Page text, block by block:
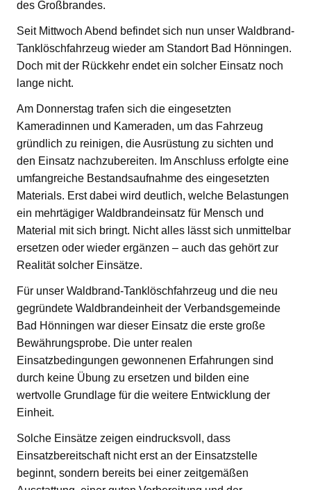
des Großbrandes.
Seit Mittwoch Abend befindet sich nun unser Waldbrand-
Tanklöschfahrzeug wieder am Standort Bad Hönningen.
Doch mit der Rückkehr endet ein solcher Einsatz noch
lange nicht.
Am Donnerstag trafen sich die eingesetzten
Kameradinnen und Kameraden, um das Fahrzeug
gründlich zu reinigen, die Ausrüstung zu sichten und
den Einsatz nachzubereiten. Im Anschluss erfolgte eine
umfangreiche Bestandsaufnahme des eingesetzten
Materials. Erst dabei wird deutlich, welche Belastungen
ein mehrtägiger Waldbrandeinsatz für Mensch und
Material mit sich bringt. Nicht alles lässt sich unmittelbar
ersetzen oder wieder ergänzen – auch das gehört zur
Realität solcher Einsätze.
Für unser Waldbrand-Tanklöschfahrzeug und die neu
gegründete Waldbrandeinheit der Verbandsgemeinde
Bad Hönningen war dieser Einsatz die erste große
Bewährungsprobe. Die unter realen
Einsatzbedingungen gewonnenen Erfahrungen sind
durch keine Übung zu ersetzen und bilden eine
wertvolle Grundlage für die weitere Entwicklung der
Einheit.
Solche Einsätze zeigen eindrucksvoll, dass
Einsatzbereitschaft nicht erst an der Einsatzstelle
beginnt, sondern bereits bei einer zeitgemäßen